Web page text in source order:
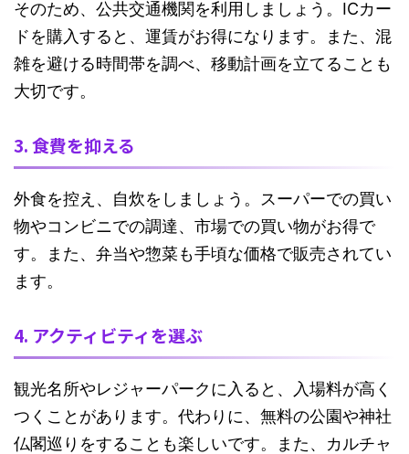
そのため、公共交通機関を利用しましょう。ICカー
ドを購入すると、運賃がお得になります。また、混
雑を避ける時間帯を調べ、移動計画を立てることも
大切です。
3. 食費を抑える
外食を控え、自炊をしましょう。スーパーでの買い
物やコンビニでの調達、市場での買い物がお得で
す。また、弁当や惣菜も手頃な価格で販売されてい
ます。
4. アクティビティを選ぶ
観光名所やレジャーパークに入ると、入場料が高く
つくことがあります。代わりに、無料の公園や神社
仏閣巡りをすることも楽しいです。また、カルチャ